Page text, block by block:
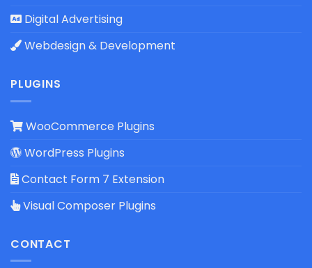
Digital Advertising
Webdesign & Development
PLUGINS
WooCommerce Plugins
WordPress Plugins
Contact Form 7 Extension
Visual Composer Plugins
CONTACT